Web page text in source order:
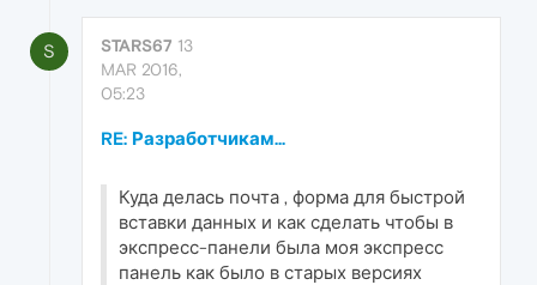
S STARS67 13
MAR 2016,
05:23
RE: Разработчикам...
Куда делась почта , форма для быстрой
вставки данных и как сделать чтобы в
экспресс-панели была моя экспресс
панель как было в старых версиях